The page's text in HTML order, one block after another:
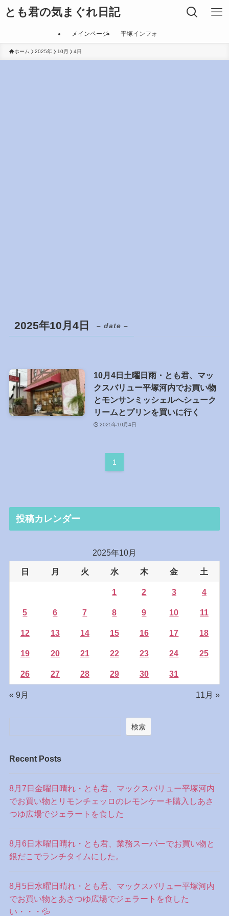
とも君の気まぐれ日記
メインページ 平塚インフォ
ホーム 2025年 10月 4日
2025年10月4日 – date –
10月4日土曜日雨・とも君、マッ
クスバリュー平塚河内でお買い物
とモンサンミッシェルへシューク
リームとプリンを買いに行く
2025年10月4日
1
投稿カレンダー
2025年10月
日 月 火 水 木 金 土
1 2 3 4
5 6 7 8 9 10 11
12 13 14 15 16 17 18
19 20 21 22 23 24 25
26 27 28 29 30 31
« 9月 11月 »
検索
Recent Posts
8月7日金曜日晴れ・とも君、マックスバリュー平塚河内
でお買い物とリモンチェッロのレモンケーキ購入しあさ
つゆ広場でジェラートを食した
8月6日木曜日晴れ・とも君、業務スーパーでお買い物と
銀だこでランチタイムにした。
8月5日水曜日晴れ・とも君、マックスバリュー平塚河内
でお買い物とあさつゆ広場でジェラートを食した
い・・・💦